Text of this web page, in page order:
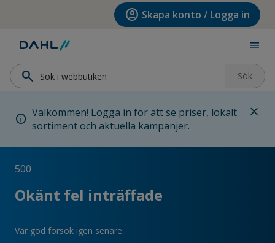
Hoppa till huvudinnehållet account_circle Skapa konto / Logga in
menu
search Sök
info Välkommen! Logga in för att se priser, lokalt
sortiment och aktuella kampanjer.
close
500
Okänt fel inträffade
Var god försök igen senare.